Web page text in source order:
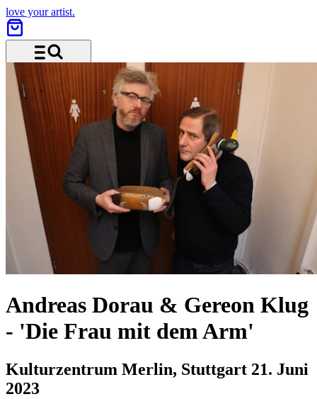
love your artist.
Menü und Suche
Andreas Dorau & Gereon Klug
- 'Die Frau mit dem Arm'
Kulturzentrum Merlin, Stuttgart 21. Juni
2023